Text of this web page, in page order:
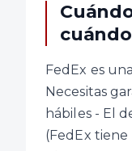
FedEx es
Necesitas
hábiles - El
(FedEx